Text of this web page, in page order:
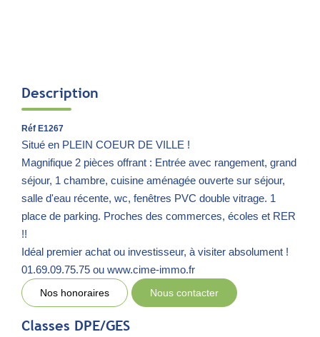
Description
Réf E1267
Situé en PLEIN COEUR DE VILLE !
Magnifique 2 pièces offrant : Entrée avec rangement, grand
séjour, 1 chambre, cuisine aménagée ouverte sur séjour,
salle d'eau récente, wc, fenêtres PVC double vitrage. 1
place de parking. Proches des commerces, écoles et RER
!!
Idéal premier achat ou investisseur, à visiter absolument !
01.69.09.75.75 ou www.cime-immo.fr
Nos honoraires Nous contacter
Classes DPE/GES